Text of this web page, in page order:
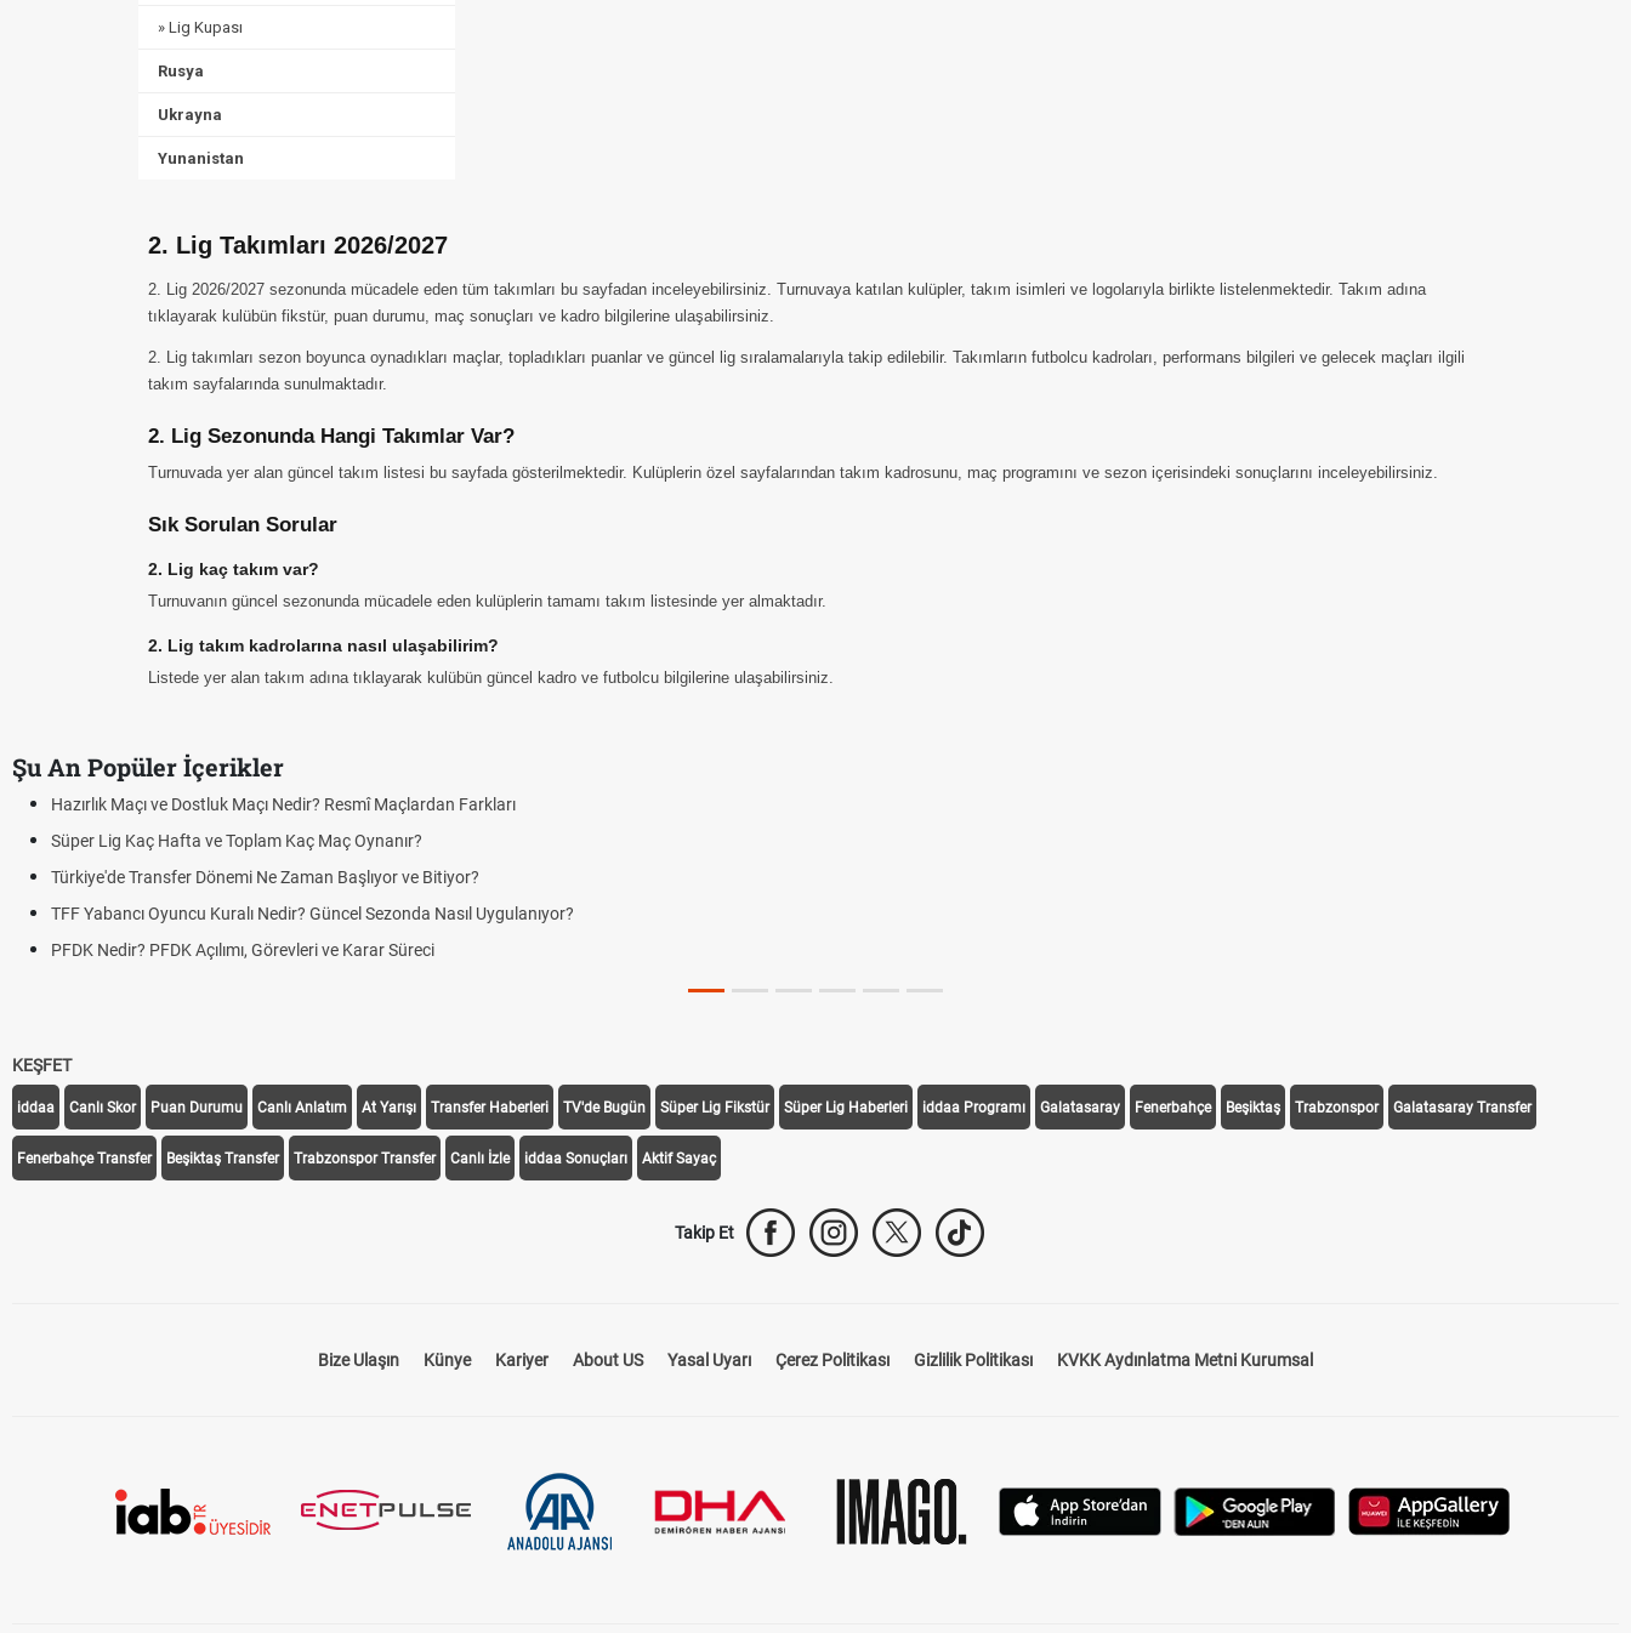
» Lig Kupası
Rusya
Ukrayna
Yunanistan
2. Lig Takımları 2026/2027
2. Lig 2026/2027 sezonunda mücadele eden tüm takımları bu sayfadan inceleyebilirsiniz. Turnuvaya katılan kulüpler, takım isimleri ve logolarıyla birlikte listelenmektedir. Takım adına
tıklayarak kulübün fikstür, puan durumu, maç sonuçları ve kadro bilgilerine ulaşabilirsiniz.
2. Lig takımları sezon boyunca oynadıkları maçlar, topladıkları puanlar ve güncel lig sıralamalarıyla takip edilebilir. Takımların futbolcu kadroları, performans bilgileri ve gelecek maçları ilgili
takım sayfalarında sunulmaktadır.
2. Lig Sezonunda Hangi Takımlar Var?
Turnuvada yer alan güncel takım listesi bu sayfada gösterilmektedir. Kulüplerin özel sayfalarından takım kadrosunu, maç programını ve sezon içerisindeki sonuçlarını inceleyebilirsiniz.
Sık Sorulan Sorular
2. Lig kaç takım var?
Turnuvanın güncel sezonunda mücadele eden kulüplerin tamamı takım listesinde yer almaktadır.
2. Lig takım kadrolarına nasıl ulaşabilirim?
Listede yer alan takım adına tıklayarak kulübün güncel kadro ve futbolcu bilgilerine ulaşabilirsiniz.
Şu An Popüler İçerikler
Puan Durumunda AG, OM ve Diğer Kısaltmalar Ne Anlama Gelir?
Futbol Nasıl Oynanır? Temel Futbol Kuralları
Deplasman Golü Kuralı Nedir? Hangi Organizasyonlarda Uygulanıyor?
DGS Sonuçları Ne Zaman Açıklanacak 2026? ÖSYM Sonuç Tarihini Duyurdu
KEŞFET
iddaa Canlı Skor Puan Durumu Canlı Anlatım At Yarışı Transfer Haberleri TV'de Bugün Süper Lig Fikstür Süper Lig Haberleri iddaa Programı Galatasaray Fenerbahçe Beşiktaş Trabzonspor Galatasaray Transfer
Fenerbahçe Transfer Beşiktaş Transfer Trabzonspor Transfer Canlı İzle iddaa Sonuçları Aktif Sayaç
Takip Et
Bize Ulaşın Künye Kariyer About US Yasal Uyarı Çerez Politikası Gizlilik Politikası KVKK Aydınlatma Metni Kurumsal